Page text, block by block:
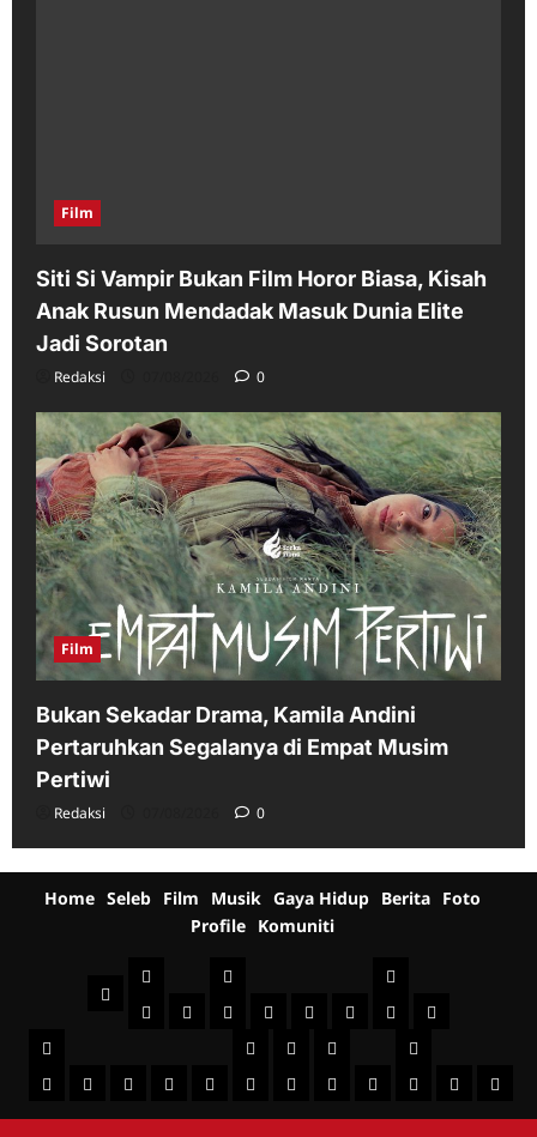
Film
Siti Si Vampir Bukan Film Horor Biasa, Kisah
Anak Rusun Mendadak Masuk Dunia Elite
Jadi Sorotan
Redaksi 0
Film
Bukan Sekadar Drama, Kamila Andini
Pertaruhkan Segalanya di Empat Musim
Pertiwi
Redaksi 0
Home Seleb Film Musik Gaya Hidup Berita Foto
Profile Komuniti
Home
Seleb
IndonesiaInternational
Film
SinopsisJadwal
Film
Televisi
Jadwal
Acara
Behind
Scene
Musik
Musik
Indonesia
Musik
Gaya
Hidup
FashionHealthyBeautyKulinerJalan-
jalan
Berita
Umum
Foto
Foto
Peristiwa
Profile
Bro Sist
Komuniti
Fotography
Seni
Budaya